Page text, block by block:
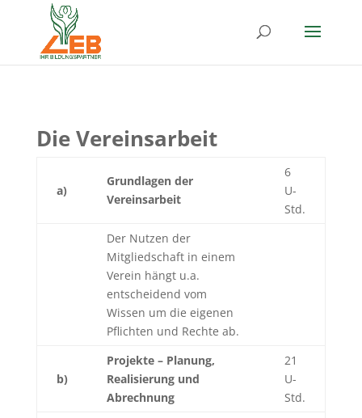
Die Vereinsarbeit
a)
Grundlagen der
Vereinsarbeit
6
U-
Std.
Der Nutzen der
Mitgliedschaft in einem
Verein hängt u.a.
entscheidend vom
Wissen um die eigenen
Pflichten und Rechte ab.
b)
Projekte – Planung,
Realisierung und
Abrechnung
21
U-
Std.